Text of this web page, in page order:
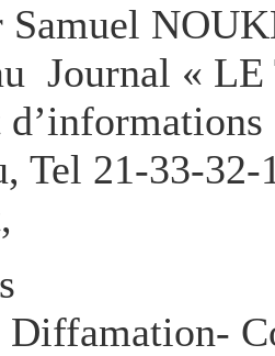
Samuel
Journal «
Tel 21-33-
Diffamation-